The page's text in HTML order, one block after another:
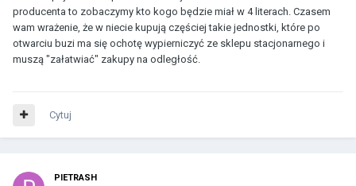
producenta to zobaczymy kto kogo będzie miał w 4 literach. Czasem
wam wrażenie, że w niecie kupują częściej takie jednostki, które po
otwarciu buzi ma się ochotę wypierniczyć ze sklepu stacjonarnego i
muszą "załatwiać" zakupy na odległość.
Cytuj
PIETRASH